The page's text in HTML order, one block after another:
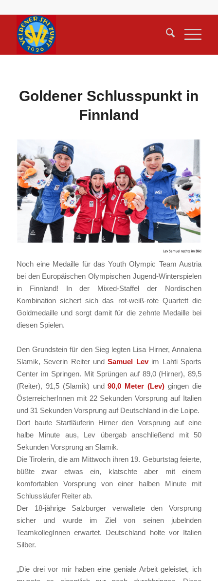
Goldener Schlusspunkt in
Finnland
Noch eine Medaille für das Youth Olympic Team Austria
bei den Europäischen Olympischen Jugend-Winterspielen
in Finnland! In der Mixed-Staffel der Nordischen
Kombination sichert sich das rot-weiß-rote Quartett die
Goldmedaille und sorgt damit für die zehnte Medaille bei
diesen Spielen.
Den Grundstein für den Sieg legten Lisa Hirner, Annalena
Slamik, Severin Reiter undSamuel Levim Lahti Sports
Center im Springen. Mit Sprüngen auf 89,0 (Hirner), 89,5
(Reiter), 91,5 (Slamik) und90,0 Meter (Lev) gingen die
ÖsterreicherInnen mit 22 Sekunden Vorsprung auf Italien
und 31 Sekunden Vorsprung auf Deutschland in die Loipe.
Dort baute Startläuferin Hirner den Vorsprung auf eine
halbe Minute aus, Lev übergab anschließend mit 50
Sekunden Vorsprung an Slamik.
Die Tirolerin, die am Mittwoch ihren 19. Geburtstag feierte,
büßte zwar etwas ein, klatschte aber mit einem
komfortablen Vorsprung von einer halben Minute mit
Schlussläufer Reiter ab.
Der 18-jährige Salzburger verwaltete den Vorsprung
sicher und wurde im Ziel von seinen jubelnden
TeamkollegInnen erwartet. Deutschland holte vor Italien
Silber.
„Die drei vor mir haben eine geniale Arbeit geleistet, ich